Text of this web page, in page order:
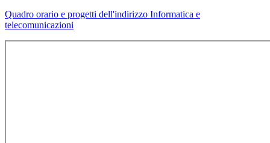
Quadro orario e progetti dell'indirizzo Informatica e
telecomunicazioni